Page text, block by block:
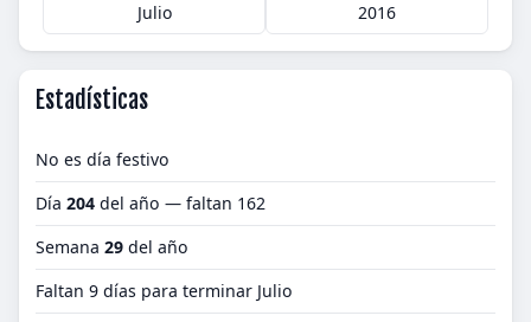
Julio 2016
Estadísticas
No es día festivo
Día 204 del año — faltan 162
Semana 29 del año
Faltan 9 días para terminar Julio